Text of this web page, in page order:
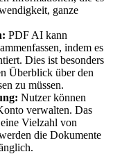
ganze
PDF AI kann
indem es
Dies ist besonders
Überblick über den
zu müssen.
Nutzer können
verwalten. Das
Vielzahl von
die Dokumente